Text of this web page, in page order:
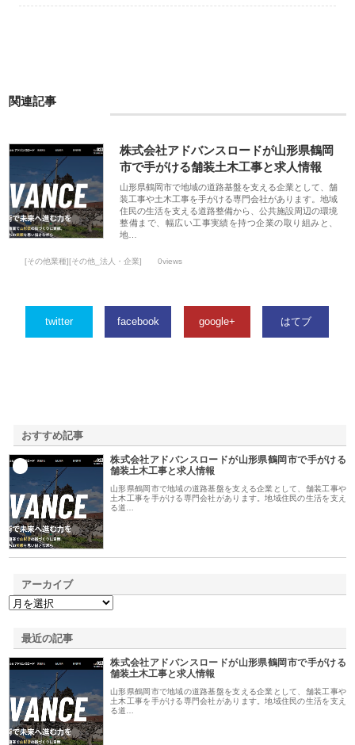
関連記事
株式会社アドバンスロードが山形県鶴岡
市で手がける舗装土木工事と求人情報
山形県鶴岡市で地域の道路基盤を支える企業として、舗
装工事や土木工事を手がける専門会社があります。地域
住民の生活を支える道路整備から、公共施設周辺の環境
整備まで、幅広い工事実績を持つ企業の取り組みと、
地…
[その他業種][その他_法人・企業] 0views
twitter facebook google+ はてブ
おすすめ記事
株式会社アドバンスロードが山形県鶴岡市で手がける
舗装土木工事と求人情報
山形県鶴岡市で地域の道路基盤を支える企業として、舗装工事や
土木工事を手がける専門会社があります。地域住民の生活を支え
る道…
アーカイブ
最近の記事
株式会社アドバンスロードが山形県鶴岡市で手がける
舗装土木工事と求人情報
山形県鶴岡市で地域の道路基盤を支える企業として、舗装工事や
土木工事を手がける専門会社があります。地域住民の生活を支え
る道…